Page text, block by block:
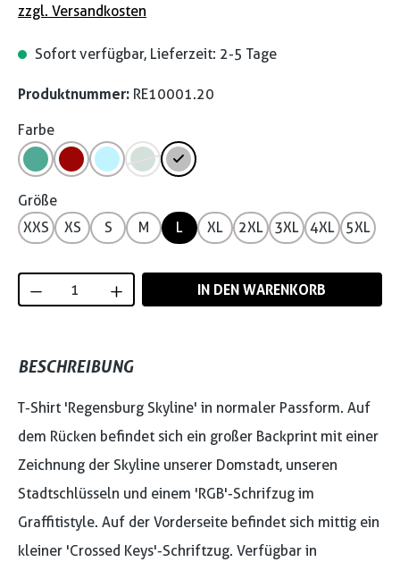
zzgl. Versandkosten
Sofort verfügbar, Lieferzeit: 2-5 Tage
Produktnummer: RE10001.20
Farbe
Größe
XXS
XS S M L XL 2XL 3XL 4XL 5XL
Produkt Anzahl: Gib den gewünschten
IN DEN WARENKORB
BESCHREIBUNG
T-Shirt 'Regensburg Skyline' in normaler Passform. Auf
dem Rücken befindet sich ein großer Backprint mit einer
Zeichnung der Skyline unserer Domstadt, unseren
Stadtschlüsseln und einem 'RGB'-Schrifzug im
Graffitistyle. Auf der Vorderseite befindet sich mittig ein
kleiner 'Crossed Keys'-Schriftzug. Verfügbar in